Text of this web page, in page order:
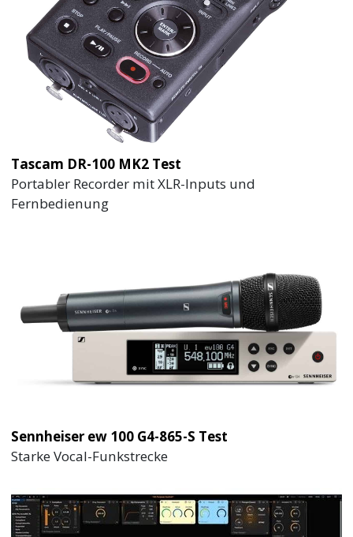
Tascam DR-100 MK2 Test
Portabler Recorder mit XLR-Inputs und
Fernbedienung
Sennheiser ew 100 G4-865-S Test
Starke Vocal-Funkstrecke